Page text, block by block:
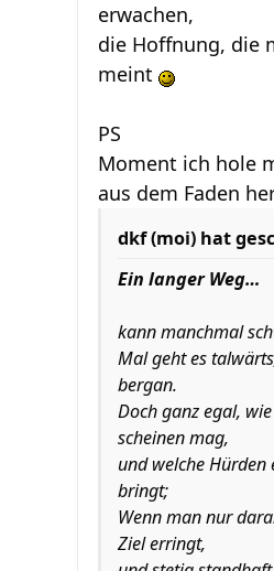
erwachen,
die Hoffnung, die
meint
PS
Moment ich hole
aus dem Faden
dkf (moi) hat
Ein langer Weg…
kann manchmal
Mal geht es
bergan.
Doch ganz egal,
scheinen mag,
und welche
bringt;
Wenn man nur
Ziel erringt,